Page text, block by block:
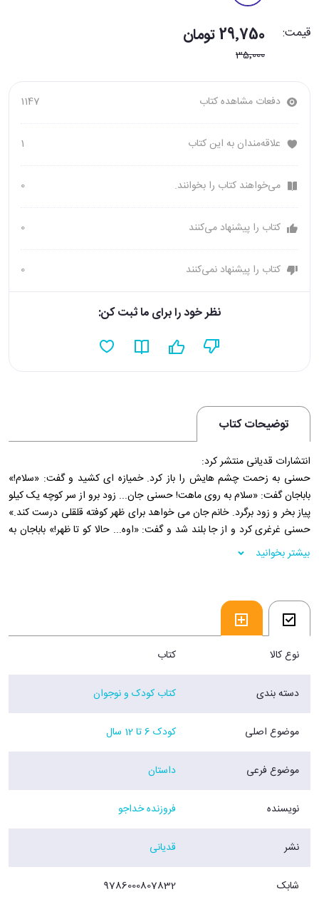
قیمت: 29٬750 تومان
35٬000
دفعات مشاهده کتاب 1147
علاقه‌مندان به این کتاب 1
می‌خواهند کتاب را بخوانند. 0
کتاب را پیشنهاد می‌کنند 0
کتاب را پیشنهاد نمی‌کنند 0
نظر خود را برای ما ثبت کن:
توضیحات کتاب
انتشارات قدیانی منتشر کرد:
حسنی به زحمت چشم هایش را باز کرد. خمیازه ای کشید و گفت: «سلام!»
باباجان گفت: «سلام به روی ماهت! حسنی جان... زود برو از سر کوچه یک کیلو
پیاز بخر و زود برگرد. خانم جان می خواهد برای ظهر کوفته قلقلی درست کند.»
حسنی غرغری کرد و از جا بلند شد و گفت: «اوه... حالا کو تا ظهر!» باباجان به
او چشم غره رفت. حسنی هم دیگر حرفی نزد. شال و کلاه کرد و از خانه بیرون
دوید. هوا خیلی خوب بود و حسنی فکر کرد که تا ظهر زمان زیادی است. به
-از متن کتاب-
فروشگاه اینترنتی 30بوک
بیشتر بخوانید
نوع کالا کتاب
دسته بندی کتاب کودک و نوجوان
موضوع اصلی کودک 6 تا 12 سال
موضوع فرعی داستان
نویسنده فروزنده خداجو
نشر قدیانی
شابک 9786000807832